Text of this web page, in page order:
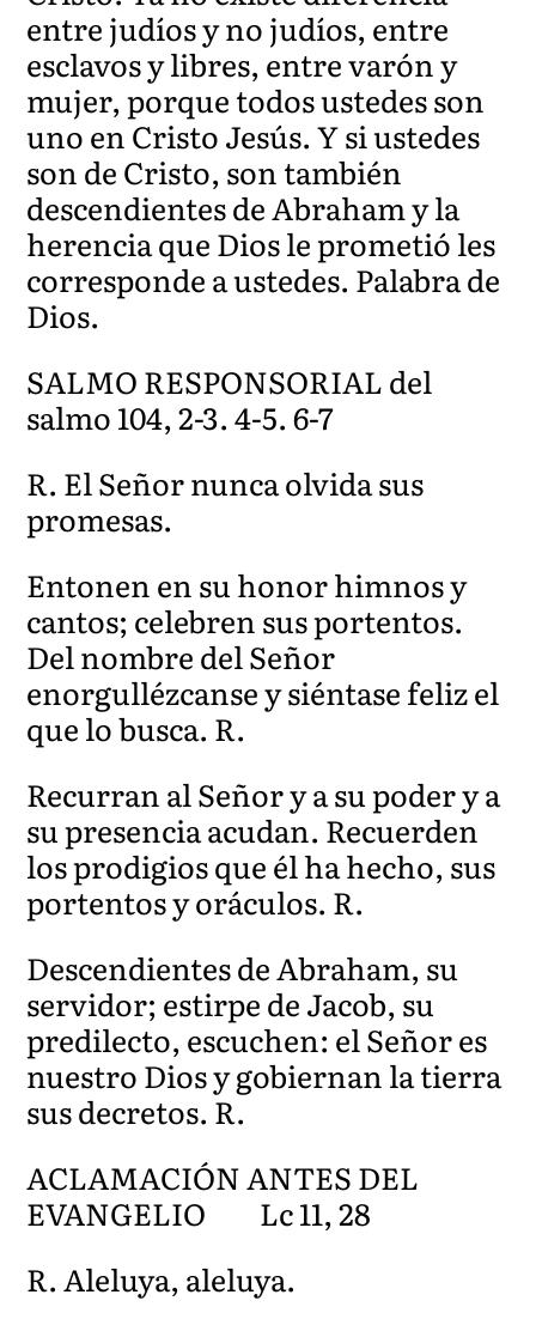
entre judíos y no judíos, entre
esclavos y libres, entre varón y
mujer, porque todos ustedes son
uno en Cristo Jesús. Y si ustedes
son de Cristo, son también
descendientes de Abraham y la
herencia que Dios le prometió les
corresponde a ustedes. Palabra de
Dios.
SALMO RESPONSORIAL del
salmo 104, 2-3. 4-5. 6-7
R. El Señor nunca olvida sus
promesas.
Entonen en su honor himnos y
cantos; celebren sus portentos.
Del nombre del Señor
enorgullézcanse y siéntase feliz el
que lo busca. R.
Recurran al Señor y a su poder y a
su presencia acudan. Recuerden
los prodigios que él ha hecho, sus
portentos y oráculos. R.
Descendientes de Abraham, su
servidor; estirpe de Jacob, su
predilecto, escuchen: el Señor es
nuestro Dios y gobiernan la tierra
sus decretos. R.
ACLAMACIÓN ANTES DEL
EVANGELIO Lc 11, 28
R. Aleluya, aleluya.